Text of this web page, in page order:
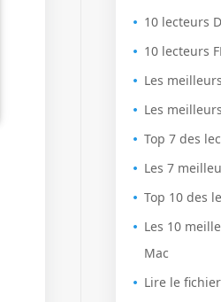
10 lecteurs
10 lecteurs
Les
Les
Top 7 des
Les 7
Top 10 des
Les 10
Mac
Lire le